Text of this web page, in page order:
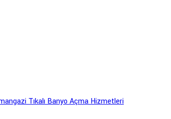
Tıkalı Banyo Açma Hizmetleri